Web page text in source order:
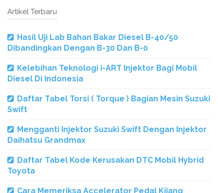
Artikel Terbaru
Hasil Uji Lab Bahan Bakar Diesel B-40/50
Dibandingkan Dengan B-30 Dan B-0
Kelebihan Teknologi i-ART Injektor Bagi Mobil
Diesel Di Indonesia
Daftar Tabel Torsi ( Torque ) Bagian Mesin Suzuki
Swift
Mengganti Injektor Suzuki Swift Dengan Injektor
Daihatsu Grandmax
Daftar Tabel Kode Kerusakan DTC Mobil Hybrid
Toyota
Cara Memeriksa Accelerator Pedal Kijang